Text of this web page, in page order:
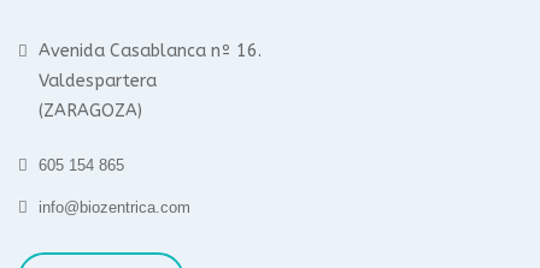
Avenida Casablanca nº 16.
Valdespartera
(ZARAGOZA)
605 154 865
info@biozentrica.com